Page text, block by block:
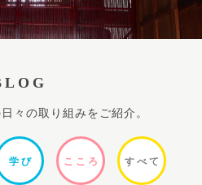
々の取り組みをご紹介。
学 び ここ ろ すべて